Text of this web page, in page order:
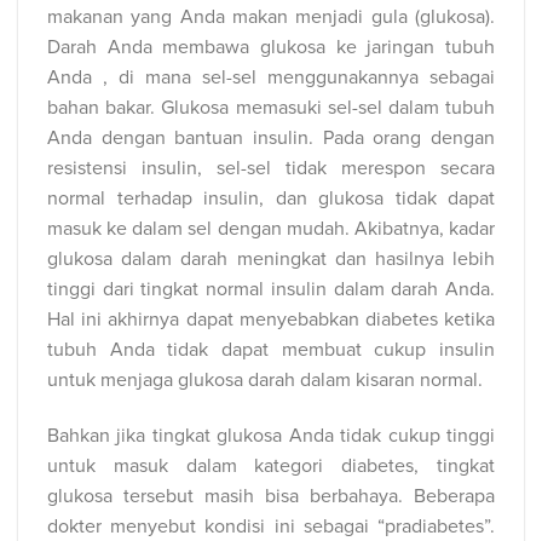
makanan yang Anda makan menjadi gula (glukosa).
Darah Anda membawa glukosa ke jaringan tubuh
Anda , di mana sel-sel menggunakannya sebagai
bahan bakar. Glukosa memasuki sel-sel dalam tubuh
Anda dengan bantuan insulin. Pada orang dengan
resistensi insulin, sel-sel tidak merespon secara
normal terhadap insulin, dan glukosa tidak dapat
masuk ke dalam sel dengan mudah. Akibatnya, kadar
glukosa dalam darah meningkat dan hasilnya lebih
tinggi dari tingkat normal insulin dalam darah Anda.
Hal ini akhirnya dapat menyebabkan diabetes ketika
tubuh Anda tidak dapat membuat cukup insulin
untuk menjaga glukosa darah dalam kisaran normal.
Bahkan jika tingkat glukosa Anda tidak cukup tinggi
untuk masuk dalam kategori diabetes, tingkat
glukosa tersebut masih bisa berbahaya. Beberapa
dokter menyebut kondisi ini sebagai “pradiabetes”.